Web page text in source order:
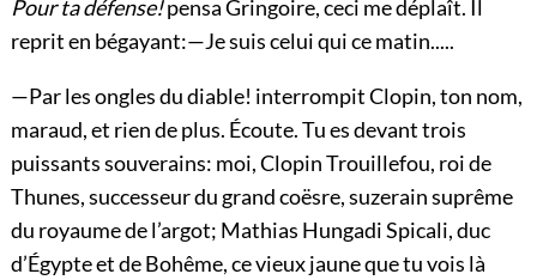
Pour ta défense!pensa Gringoire, ceci me déplaît. Il
reprit en bégayant:—Je suis celui qui ce matin.....
—Par les ongles du diable! interrompit Clopin, ton nom,
maraud, et rien de plus. Écoute. Tu es devant trois
puissants souverains: moi, Clopin Trouillefou, roi de
Thunes, successeur du grand coësre, suzerain suprême
du royaume de l’argot; Mathias Hungadi Spicali, duc
d’Égypte et de Bohême, ce vieux jaune que tu vois là